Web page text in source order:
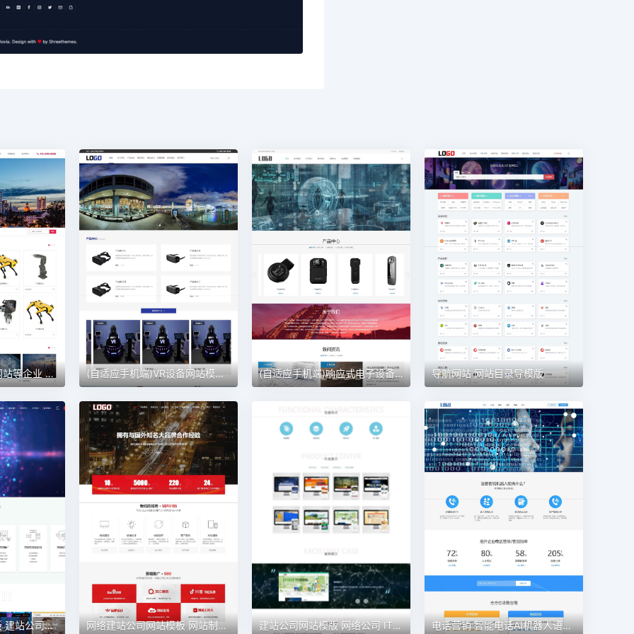
机器人网站传感器网站等企业 传感器网站模版 (自适应手机端)VR设备网站模板 VR眼睛网站 (自适应手机端)响应式电子设备网站模板 导航网站 网站目录导模版
IT网络公司网站模板 建站公司网站 网站制作 网络建站公司网站模板 网站制作公司网站 建站公司网站模版 网络公司 IT行业 电话营销 智能电话AI机器人语音软件网站模板